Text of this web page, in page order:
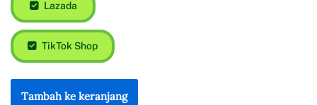
Lazada
TikTok Shop
Tambah ke keranjang